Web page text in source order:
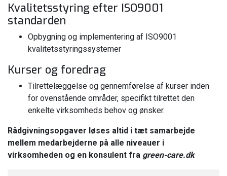
Kvalitetsstyring efter ISO9001
standarden
Opbygning og implementering af ISO9001
kvalitetsstyringssystemer
Kurser og foredrag
Tilrettelæggelse og gennemførelse af kurser inden
for ovenstående områder, specifikt tilrettet den
enkelte virksomheds behov og ønsker.
Rådgivningsopgaver løses altid i tæt samarbejde
mellem medarbejderne på alle niveauer i
virksomheden og en konsulent fra green-care.dk